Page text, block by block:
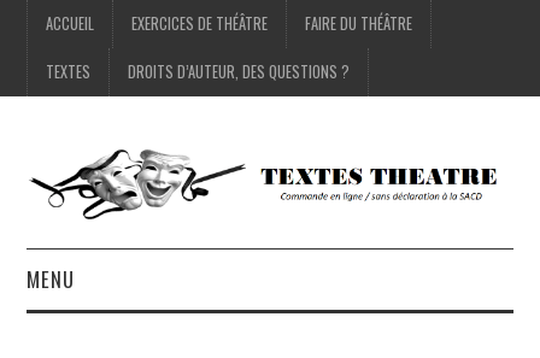
ACCUEIL EXERCICES DE THÉÂTRE FAIRE DU THÉÂTRE
TEXTES DROITS D’AUTEUR, DES QUESTIONS ?
MENU